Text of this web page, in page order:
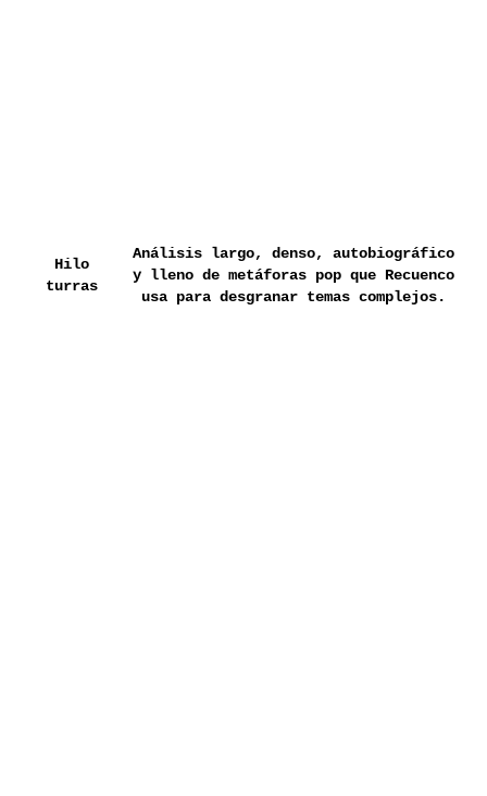
Hilo
turras
Análisis largo, denso, autobiográfico
y lleno de metáforas pop que Recuenco
usa para desgranar temas complejos.